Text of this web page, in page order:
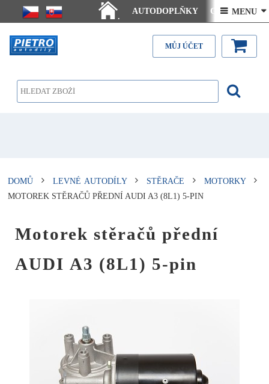
.
AUTODOPLŇKY Ceny doručení
Články - návody Kontakt
 MENU 
MŮJ ÚČET
DOMŮ LEVNÉ AUTODÍLY STĚRAČE
MOTORKY
MOTOREK STĚRAČŮ PŘEDNÍ AUDI A3 (8L1) 5-PIN
Motorek stěračů přední
AUDI A3 (8L1) 5-pin